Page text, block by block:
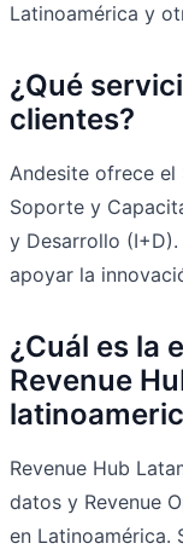
Latinoamérica y
¿Qué
clientes?
Andesite ofrece el
Soporte y
y Desarrollo
apoyar la
¿Cuál es la
Revenue
Revenue Hub
datos y Revenue
en Latinoamérica.